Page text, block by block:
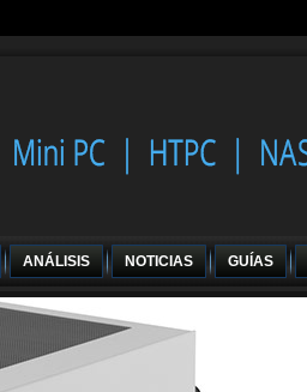
ANÁLISIS NOTICIAS GUÍAS